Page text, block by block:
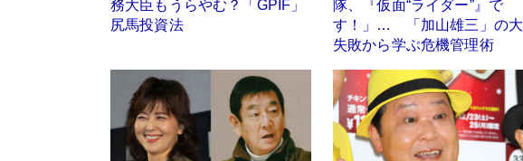
務大臣もうらやむ？「GPIF」
尻馬投資法
隊、『仮面“ライダー”』で
す！」… 「加山雄三」の大
失敗から学ぶ危機管理術